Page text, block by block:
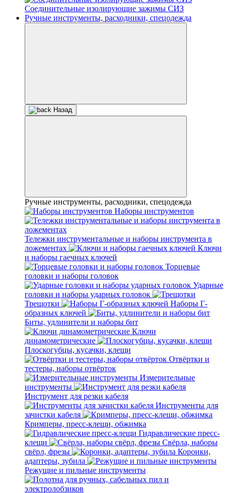
Соединительные изолирующие зажимы СИЗ
Ручные инструменты, расходники, спецодежда
Назад
Ручные инструменты, расходники, спецодежда
Наборы инструментов
Тележки инструментальные и наборы инструмента в
ложементах
Ключи
и наборы гаечных ключей
Торцевые
головки и наборы головок
Ударные
головки и наборы ударных головок
Трещотки
Наборы Г-
образных ключей
Биты, удлинители и наборы бит
Ключи
динамометрические
Плоскогубцы, кусачки, клещи
Отвёртки и
тестеры, наборы отвёрток
Измерительные
инструменты
Инструмент для резки кабеля
Инструменты для
зачистки кабеля
Кримперы, пресс-клещи, обжимка
Гидравлические пресс-
клещи
Свёрла, наборы
свёрл, фрезы
Коронки,
адаптеры, зубила
Режущие и пильные инструменты